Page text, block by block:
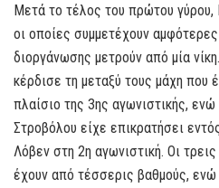
Μετά το τέλος του πρώτου
οι οποίες συμμετέχουν αμφότερες
διοργάνωσης μετρούν από μία
κέρδισε τη μεταξύ τους μάχη που
πλαίσιο της 3ης αγωνιστικής,
Στροβόλου είχε επικρατήσει
Λόβεν στη 2η αγωνιστική. Οι
έχουν από τέσσερις βαθμούς,